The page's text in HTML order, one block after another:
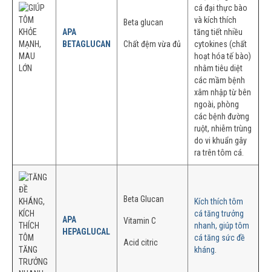
APA
BETAGLUCAN
Beta glucan
Chất đệm vừa đủ
cá đại thực bào
và kích thích
tăng tiết nhiều
cytokines (chất
hoạt hóa tế bào)
nhằm tiêu diệt
các mầm bệnh
xâm nhập từ bên
ngoài, phòng
các bệnh đường
ruột, nhiễm trùng
do vi khuẩn gây
ra trên tôm cá.
APA
HEPAGLUCAL
Beta Glucan
Vitamin C
Acid citric
Kích thích tôm
cá tăng trưởng
nhanh, giúp tôm
cá tăng sức đề
kháng